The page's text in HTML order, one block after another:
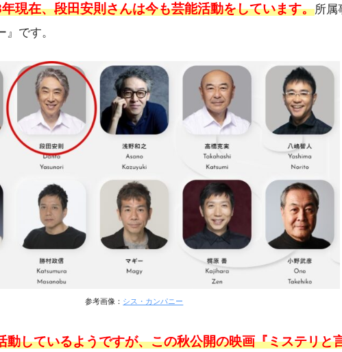
現在、段田安則さんは今も芸能活動をしています。所属
です。
参考画像： シス・カンパニー
動しているようですが、この秋公開の映画『ミステリと